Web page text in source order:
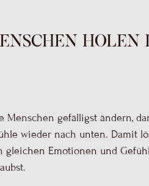
holen
Menschen gefälligst ändern,
wieder nach unten. Damit
Emotionen und